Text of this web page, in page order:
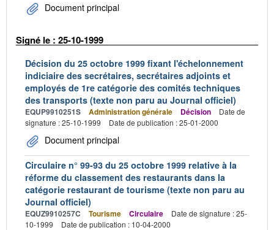
Document principal
Signé le : 25-10-1999
Décision du 25 octobre 1999 fixant l'échelonnement
indiciaire des secrétaires, secrétaires adjoints et
employés de 1re catégorie des comités techniques
des transports (texte non paru au Journal officiel)
EQUP9910251S Administration générale Décision
Date de
signature : 25-10-1999
Date de publication : 25-01-2000
Document principal
Circulaire n° 99-93 du 25 octobre 1999 relative à la
réforme du classement des restaurants dans la
catégorie restaurant de tourisme (texte non paru au
Journal officiel)
EQUZ9910257C Tourisme Circulaire
Date de signature : 25-
10-1999
Date de publication : 10-04-2000